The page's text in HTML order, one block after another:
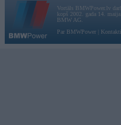
Vortāls BMWPower.lv
kopš 2002. gada 14.
BMW AG.
Par BMWPower
Kontakti